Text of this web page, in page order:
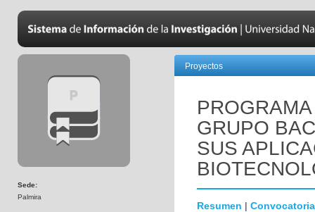
Sede:
Palmira
Proyectos
GRUPO
SUS
Resumen | Convocatoria